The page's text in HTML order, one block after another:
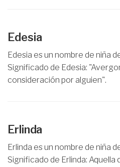
Edesia
Edesia es un nombre de niña
Significado de Edesia:
consideración por alguien".
Erlinda
Erlinda es un nombre de niña
Significado de Erlinda: Aquella